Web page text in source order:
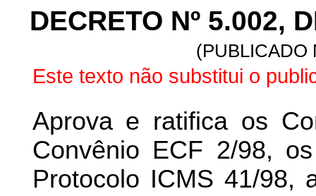
DECRETO Nº 5.002,
(PUBLICADO
Este texto não substitui o
Aprova e ratifica os
Convênio ECF 2/98,
Protocolo ICMS 41/98,